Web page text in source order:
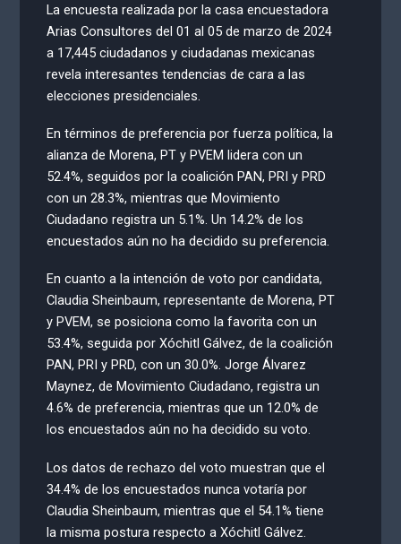
La encuesta realizada por la casa encuestadora
Arias Consultores del 01 al 05 de marzo de 2024
a 17,445 ciudadanos y ciudadanas mexicanas
revela interesantes tendencias de cara a las
elecciones presidenciales.
En términos de preferencia por fuerza política, la
alianza de Morena, PT y PVEM lidera con un
52.4%, seguidos por la coalición PAN, PRI y PRD
con un 28.3%, mientras que Movimiento
Ciudadano registra un 5.1%. Un 14.2% de los
encuestados aún no ha decidido su preferencia.
En cuanto a la intención de voto por candidata,
Claudia Sheinbaum, representante de Morena, PT
y PVEM, se posiciona como la favorita con un
53.4%, seguida por Xóchitl Gálvez, de la coalición
PAN, PRI y PRD, con un 30.0%. Jorge Álvarez
Maynez, de Movimiento Ciudadano, registra un
4.6% de preferencia, mientras que un 12.0% de
los encuestados aún no ha decidido su voto.
Los datos de rechazo del voto muestran que el
34.4% de los encuestados nunca votaría por
Claudia Sheinbaum, mientras que el 54.1% tiene
la misma postura respecto a Xóchitl Gálvez.